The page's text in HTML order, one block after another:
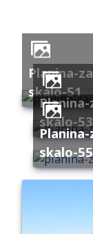
planina-za-
skalo-51
planina-za-
skalo-53
planina-za-
skalo-55